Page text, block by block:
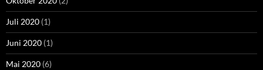
Juli 2020 (1)
Juni 2020 (1)
Mai 2020 (6)